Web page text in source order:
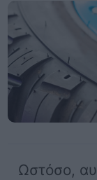
Ωστόσο,